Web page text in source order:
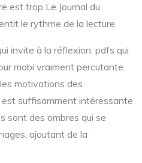
est trop Le Journal du
le rythme de la lecture.
invite à la réflexion, pdfs qui
mobi vraiment percutante.
les motivations des
est suffisamment intéressante
sont des ombres qui se
ajoutant de la